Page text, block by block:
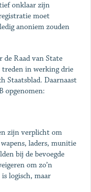
onklaar zijn
moet
anoniem zouden
Raad van State
treden in werking drie
Staatsblad. Daarnaast
opgenomen:
zijn verplicht om
laders, munitie
bij de bevoegde
om zo’n
logisch, maar